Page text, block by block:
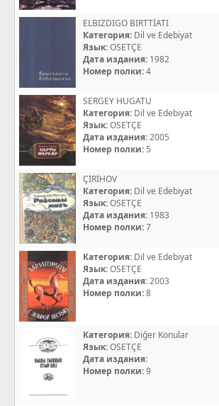
ELBIZDIGO BIRTTİATI
Категория: Dil ve Edebiyat
Язык:OSETÇE
Дата издания: 1982
Номер полки:4
SERGEY HUGATU
Категория: Dil ve Edebiyat
Язык:OSETÇE
Дата издания:2005
Номер полки: 5
ÇİRİHOV
Категория: Dil ve Edebiyat
Язык:OSETÇE
Дата издания: 1983
Номер полки:7
Категория: Dil ve Edebiyat
Язык:OSETÇE
Дата издания:2003
Номер полки:8
Категория: Diğer Konular
Язык:OSETÇE
Дата издания:
Номер полки:9